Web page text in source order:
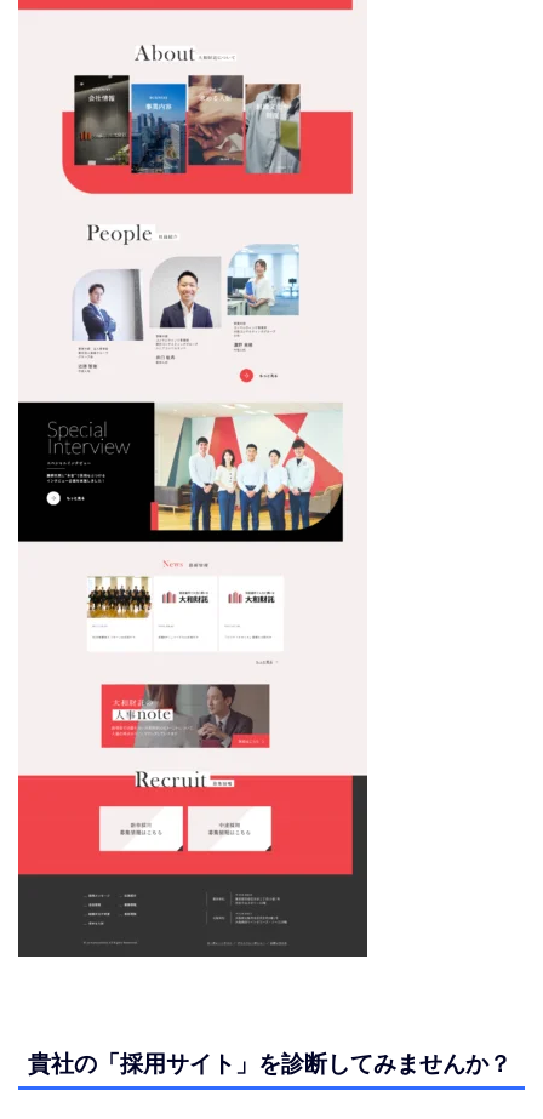
貴社の「採用サイト」を診断してみませんか？